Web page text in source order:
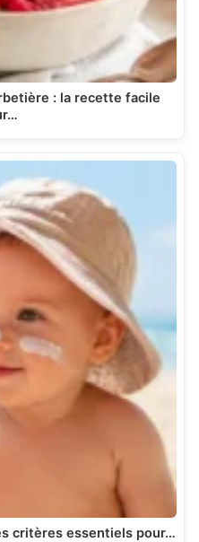
: la recette facile
critères essentiels pour…